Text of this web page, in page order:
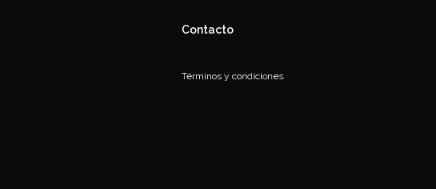
Contacto
Términos y condiciones